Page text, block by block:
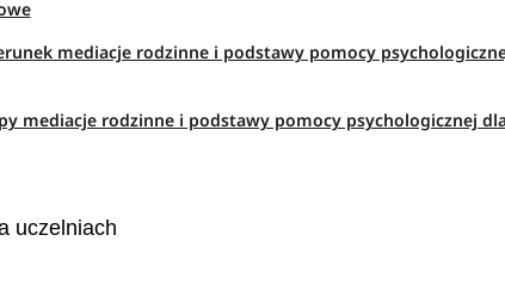
mediacje rodzinne i podstawy pomocy
mediacje rodzinne i podstawy pomocy psychologicznej
uczelniach